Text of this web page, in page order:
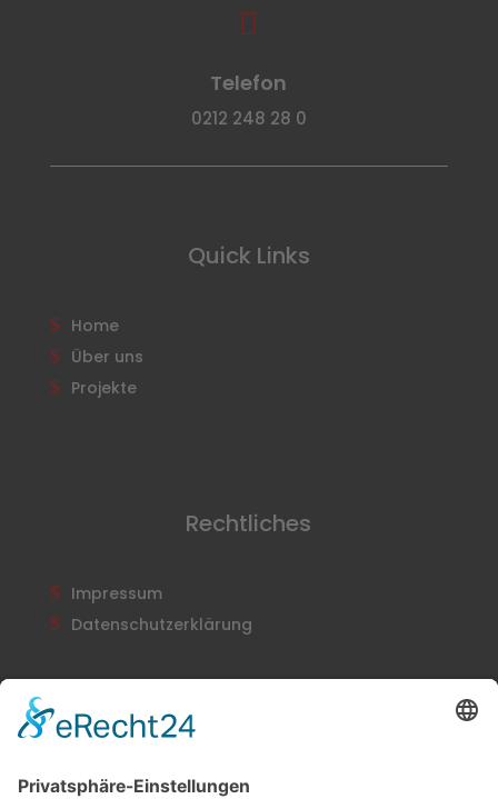

Telefon
0212 248 28 0
Quick Links
Home
Über uns
Projekte
Rechtliches
Impressum
Datenschutzerklärung
Newsletter